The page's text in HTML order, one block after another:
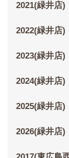
2021(緑井店)
2022(緑井店)
2023(緑井店)
2024(緑井店)
2025(緑井店)
2026(緑井店)